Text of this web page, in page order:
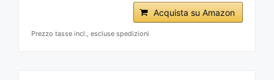
Acquista su Amazon
Prezzo tasse incl., escluse spedizioni